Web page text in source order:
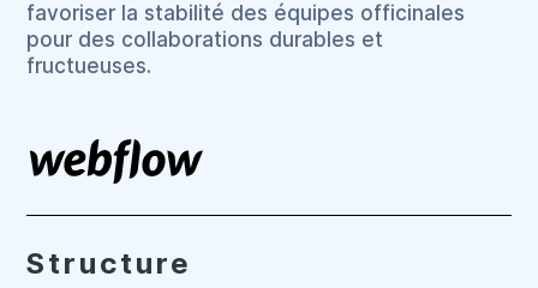
favoriser la stabilité des équipes officinales
pour des collaborations durables et
fructueuses.
Structure